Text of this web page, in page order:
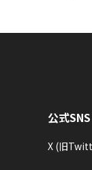
公式SNS
X (旧